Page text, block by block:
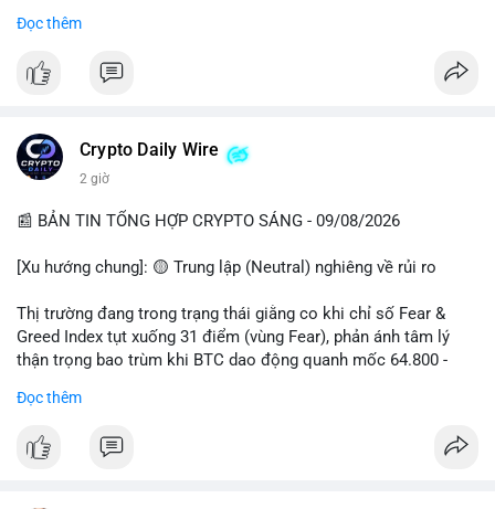
📊 Nguồn: Radar Tâm Lý Thị Trường
- Tin tức quan trọng: Trump Media dự kiến airdrop token cho
cổ đông vào tháng 2.
- Định chế tài chính: Delaware Life đưa BTC vào sản phẩm bảo
hiểm; Galaxy Digital lập quỹ đầu tư 100 triệu USD.
#binancesquare
$btc $eth $sol $xrp
#vlikevn #titanbot
📰 Nguồn: Decrypt
Đọc thêm
Crypto Daily Wire
2 giờ
📰 BẢN TIN TỔNG HỢP CRYPTO SÁNG - 09/08/2026
[Xu hướng chung]: 🟡 Trung lập (Neutral) nghiêng về rủi ro
Thị trường đang trong trạng thái giằng co khi chỉ số Fear &
Greed Index tụt xuống 31 điểm (vùng Fear), phản ánh tâm lý
thận trọng bao trùm khi BTC dao động quanh mốc 64.800 -
giao dịch BTC lớn được ghi nhận trong 24h qua, tổng trị giá
Đọc thêm